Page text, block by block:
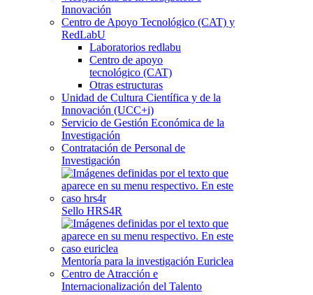
Innovación
Centro de Apoyo Tecnológico (CAT) y
RedLabU
Laboratorios redlabu
Centro de apoyo
tecnológico (CAT)
Otras estructuras
Unidad de Cultura Científica y de la
Innovación (UCC+i)
Servicio de Gestión Económica de la
Investigación
Contratación de Personal de
Investigación
Sello HRS4R
Mentoría para la investigación Euriclea
Centro de Atracción e
Internacionalización del Talento